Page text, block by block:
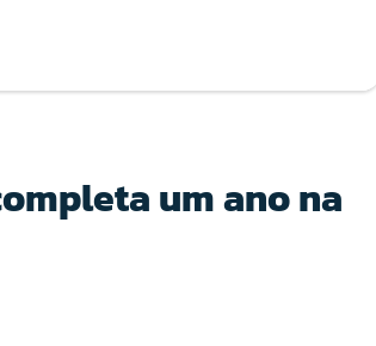
um ano na